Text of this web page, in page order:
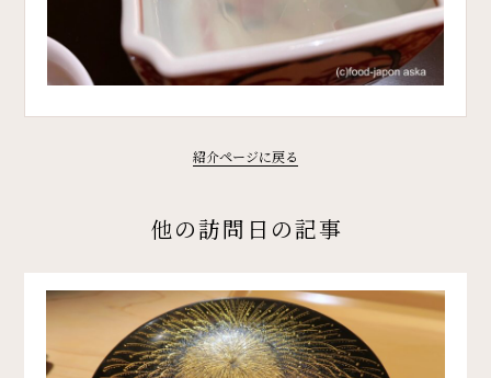
紹介ページに戻る
他の訪問日の記事